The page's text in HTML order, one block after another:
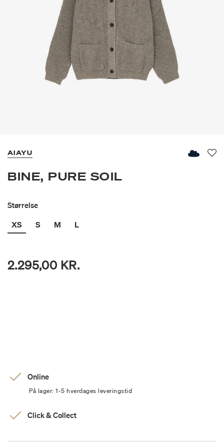
AIAYU
BINE, PURE SOIL
Størrelse
XS
S M L
2.295,00 KR.
Online
På lager: 1-5 hverdages leveringstid
Click & Collect